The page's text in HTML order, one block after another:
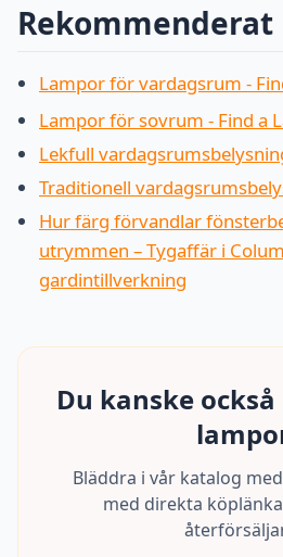
Rekommenderat
Lampor för vardagsrum -
Lampor för sovrum - Find a
Lekfull
Traditionell
Hur färg förvandlar
utrymmen – Tygaffär i
gardintillverkning
Du kanske
Bläddra i vår katalog
med direkta